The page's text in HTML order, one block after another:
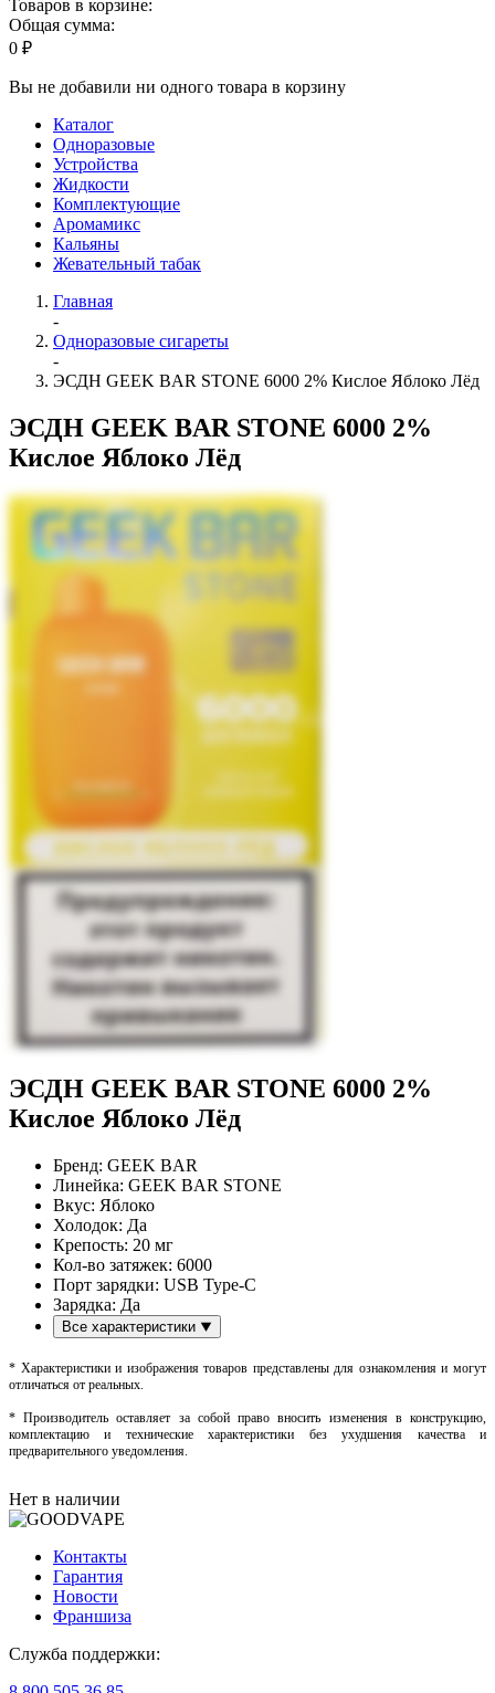
Товаров в корзине:
Общая сумма:
0 ₽
Вы не добавили ни одного товара в корзину
Каталог
Одноразовые
Устройства
Жидкости
Комплектующие
Аромамикс
Кальяны
Жевательный табак
Главная
-
Одноразовые сигареты
-
ЭСДН GEEK BAR STONE 6000 2% Кислое Яблоко Лёд
ЭСДН GEEK BAR STONE 6000 2%
Кислое Яблоко Лёд
ЭСДН GEEK BAR STONE 6000 2%
Кислое Яблоко Лёд
Бренд: GEEK BAR
Линейка: GEEK BAR STONE
Вкус: Яблоко
Холодок: Да
Крепость: 20 мг
Кол-во затяжек: 6000
Порт зарядки: USB Type-C
Зарядка: Да
Все характеристики
* Характеристики и изображения товаров представлены для ознакомления и могут
отличаться от реальных.
* Производитель оставляет за собой право вносить изменения в конструкцию,
комплектацию и технические характеристики без ухудшения качества и
предварительного уведомления.
Нет в наличии
Контакты
Гарантия
Новости
Франшиза
Служба поддержки: